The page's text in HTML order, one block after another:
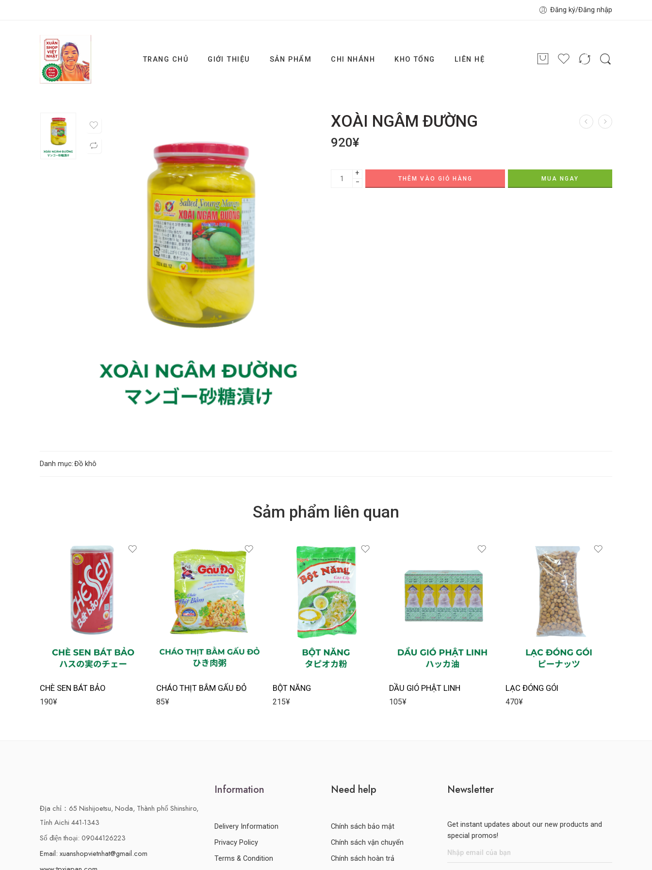
Đăng ký/Đăng nhập
TRANG CHỦ GIỚI THIỆU SẢN PHẨM CHI NHÁNH KHO TỔNG LIÊN HỆ
XOÀI NGÂM ĐƯỜNG
920¥
+
−
THÊM VÀO GIỎ HÀNG MUA NGAY
Danh mục:Đồ khô
Sảm phẩm liên quan
CHÈ SEN BÁT BẢO
190¥
CHÁO THỊT BẮM GẤU ĐỎ
85¥
BỘT NĂNG
215¥
DẦU GIÓ PHẬT LINH
105¥
LẠC ĐÓNG GÓI
470¥
Địa chỉ：65 Nishijoetsu, Noda, Thành phố Shinshiro,
Tỉnh Aichi 441-1343
Số điện thoại: 09044126223
Email: xuanshopvietnhat@gmail.com
Information
Delivery Information
Privacy Policy
Terms & Condition
Need help
Chính sách bảo mật
Chính sách vận chuyển
Chính sách hoàn trả
Newsletter
Get instant updates about our new products and
special promos!